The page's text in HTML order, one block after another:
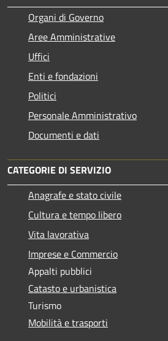
Organi di Governo
Aree Amministrative
Uffici
Enti e fondazioni
Politici
Personale Amministrativo
Documenti e dati
CATEGORIE DI SERVIZIO
Anagrafe e stato civile
Cultura e tempo libero
Vita lavorativa
Imprese e Commercio
Appalti pubblici
Catasto e urbanistica
Turismo
Mobilità e trasporti